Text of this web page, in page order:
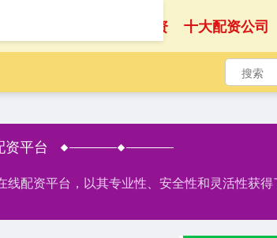
顺阳网配资 十大配资公司
资平台
配资平台，以其专业性、安全性和灵活性获